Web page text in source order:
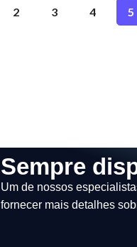
2 3 4 5
Sempre
Um de nossos
fornecer mais detalhes